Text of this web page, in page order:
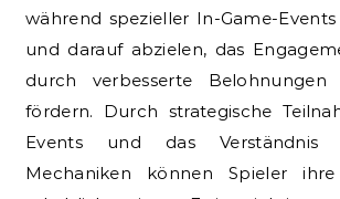
während spezieller In-Game-
und darauf abzielen, das
durch verbesserte
fördern. Durch strategische
Events und das Verständnis
Mechaniken können Spieler